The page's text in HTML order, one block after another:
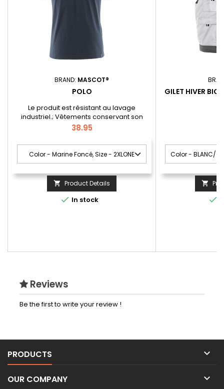
BRAND: MASCOT®
POLO
Le produit est résistant au lavage
industriel.; Vêtements conservant son
coloris et sa forme, lavage après lavage.;
Coupe moderne, plus près du corps mais
offrant une excellente liberté de
mouvement.; Coutures dans le cou
légèrement rembourrée – évite le
frottement des coutures.
Price
38.95
 Product Details
 In stock
GILET HIVER


Reviews
Be the first to write your review !
PRODUCTS 
OUR COMPANY 